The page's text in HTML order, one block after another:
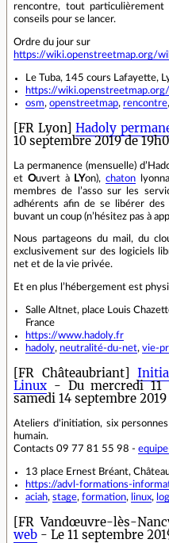
rencontre, tout
conseils pour se lancer.
Ordre du jour sur
https://wiki.openstreetmap.org/
Le Tuba, 145 cours Lafayette,
https://
osm, openstreetmap, rencontre,
[FR Lyon] Hadoly
10 septembre 2019 de
La permanence (mensuelle)
et Ouvert à LYon),chaton
membres de l’asso sur les
adhérents afin de se libérer
buvant un coup (n’hésitez pas à
Nous partageons du mail, du
exclusivement sur des logiciels
net et de la vie privée.
Et en plus l’hébergement est
Salle Altnet, place Louis
France
https://www.hadoly.fr
hadoly, neutralité-du-net, vie-
[FR Châteaubriant]
Linux - Du mercredi 11
samedi 14 septembre 2019
Ateliers d'initiation, six
humain.
Contacts 09 77 81 55 98 -
13 place Ernest Bréant,
https://advl-formations-
aciah, stage, formation, linux,
[FR Vandœuvre-lès-
web - Le 11 septembre